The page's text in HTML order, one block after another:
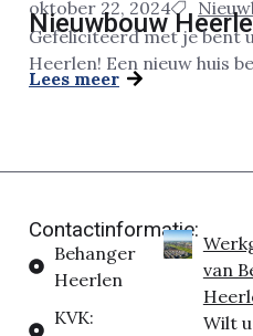
oktober 22, 2024
Nieuwbouw
Gefeliciteerd met je bent
Heerlen! Een nieuw huis
Lees meer
Contactinformatie:
Behanger
Heerlen
KVK:
van
Wilt